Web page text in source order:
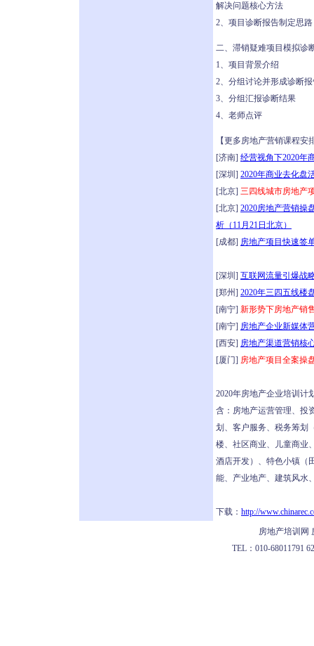
解决问题核心方法
2、项目诊断报告制定思路
二、滞销疑难项目模拟诊
1、项目背景介绍
2、分组讨论并形成诊断
3、分组汇报诊断结果
4、老师点评
【更多房地产营销课程安
[济南] 经营视角下2020年
[深圳] 2020年商业去化盘
[北京] 三四线城市房地产
[北京] 2020房地产营销操
析（11月21日北京）
[成都] 房地产项目快速签
[深圳] 互联网流量引爆战
[郑州] 2020年三四五线楼
[南宁] 新形势下房地产销
[南宁] 房地产企业新媒体
[西安] 房地产渠道营销核
[厦门] 房地产项目全案操
2020年房地产企业培训计
含：房地产运营管理、投
划、客户服务、税务筹划
楼、社区商业、儿童商业
酒店开发）、特色小镇（
能、产业地产、建筑风水
下载： http://
房地产培训网
TEL：010-68011791